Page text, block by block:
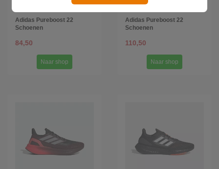
Adidas Pureboost 22
Schoenen
84,50
Naar shop
Adidas Pureboost 22
Schoenen
110,50
Naar shop